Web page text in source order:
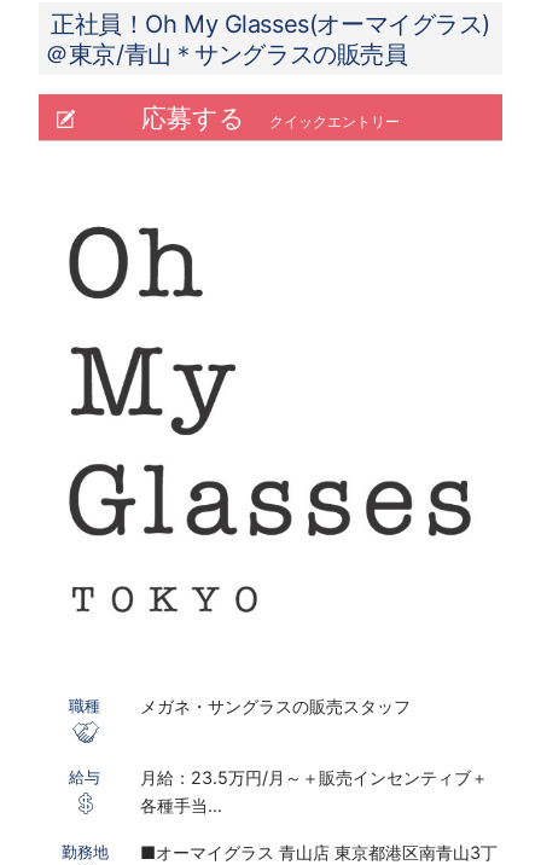
正社員！Oh My Glasses(オーマイグラス)
＠東京/青山＊サングラスの販売員
応募する クイックエントリー
職種 メガネ・サングラスの販売スタッフ
給与
月給：23.5万円/月～＋販売インセンティブ＋
各種手当
勤務地
■オーマイグラス 青山店 東京都港区南青山3丁